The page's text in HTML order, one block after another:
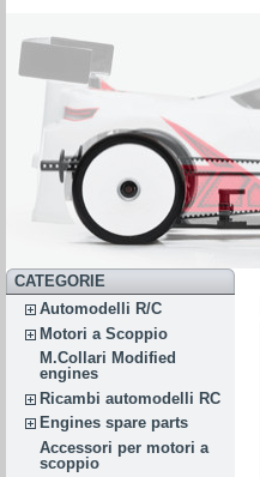
CATEGORIE
Automodelli R/C
Motori a Scoppio
M.Collari Modified
engines
Ricambi automodelli RC
Engines spare parts
Accessori per motori a
scoppio